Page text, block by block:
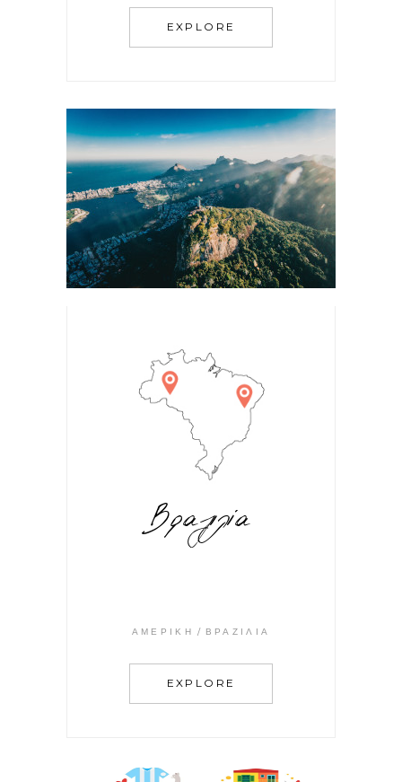
EXPLORE
Βραζιλία
ΑΜΕΡΙΚΉ ΒΡΑΖΙΛΊΑ
EXPLORE